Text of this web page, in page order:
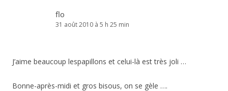
flo
31 août 2010 à 5 h 25 min
J’aime beaucoup lespapillons et celui-là est très joli …
Bonne-après-midi et gros bisous, on se gèle ….